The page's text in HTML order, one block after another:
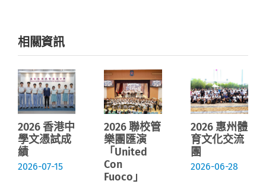
相關資訊
2026 香港中
學文憑試成
績
2026-07-15
2026 聯校管
樂團匯演
「United
Con
Fuoco」
2026 惠州體
育文化交流
團
2026-06-28